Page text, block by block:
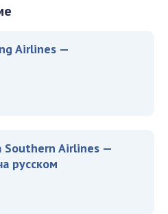
Airlines —
Southern Airlines —
русском